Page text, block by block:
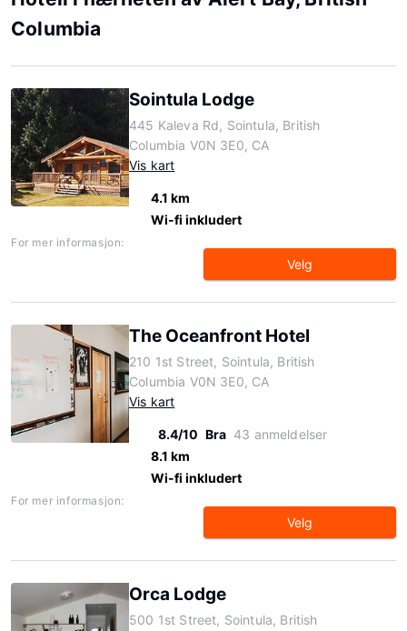
Columbia
Sointula Lodge
445 Kaleva Rd, Sointula, British
Columbia V0N 3E0, CA
Vis kart
4.1 km
Wi-fi inkludert
For mer informasjon:
Velg
The Oceanfront Hotel
210 1st Street, Sointula, British
Columbia V0N 3E0, CA
Vis kart
8.4/10 Bra 43 anmeldelser
8.1 km
Wi-fi inkludert
For mer informasjon:
Velg
Orca Lodge
500 1st Street, Sointula, British